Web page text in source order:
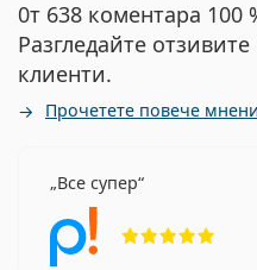
0т 638 коментара 100
Разгледайте
клиенти.
Прочетете повече
Все супер